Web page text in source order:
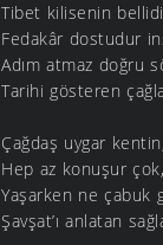
Tibet kilisenin
Fedakâr dostudur
Adım atmaz doğru
Tarihi gösteren
Çağdaş uygar
Hep az konuşur
Yaşarken ne çabuk
Şavşat’ı anlatan